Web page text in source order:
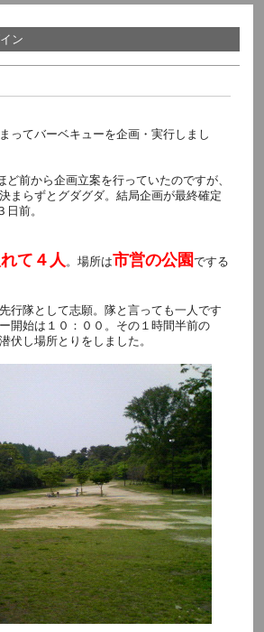
ン
ってバーベキューを企画・実行しまし
ど前から企画立案を行っていたのですが、
まらずとグダグダ。結局企画が最終確定
前。
て４人。場所は市営の公園でする
行隊として志願。隊と言っても一人です
開始は１０：００。その１時間半前の
伏し場所とりをしました。